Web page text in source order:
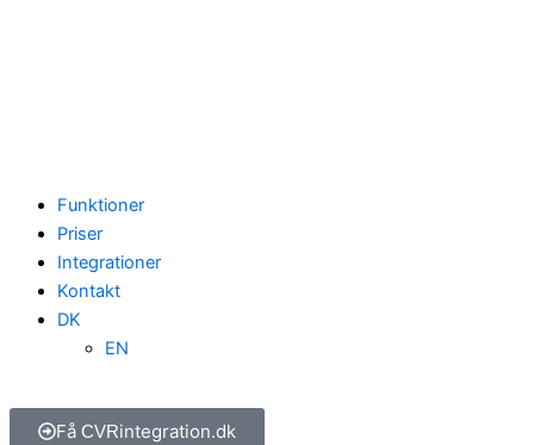
Funktioner
Priser
Integrationer
Kontakt
DK
EN
Få CVRintegration.dk